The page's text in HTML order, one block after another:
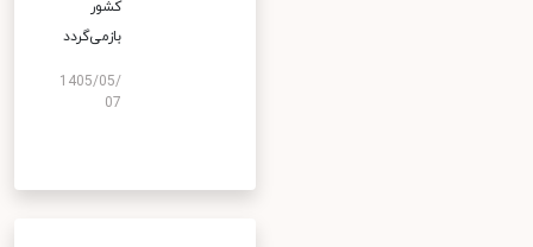
کشور
بازمی‌گردد
1405/05/
07